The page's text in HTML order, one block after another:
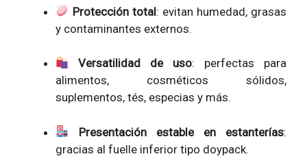
Protección total: evitan humedad, grasas
y contaminantes externos.
Versatilidad de uso: perfectas para
alimentos, cosméticos sólidos,
suplementos, tés, especias y más.
Presentación estable en estanterías:
gracias al fuelle inferior tipo doypack.